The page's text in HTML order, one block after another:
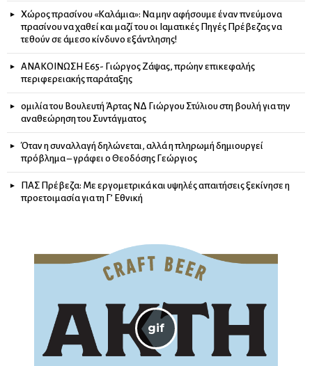
Χώρος πρασίνου «Καλάμια»: Να μην αφήσουμε έναν πνεύμονα
πρασίνου να χαθεί και μαζί του οι Ιαματικές Πηγές Πρέβεζας να
τεθούν σε άμεσο κίνδυνο εξάντλησης!
ΑΝΑΚΟΙΝΩΣΗ Ε65- Γιώργος Ζάψας, πρώην επικεφαλής
περιφερειακής παράταξης
ομιλία του Βουλευτή Άρτας ΝΔ Γιώργου Στύλιου στη βουλή για την
αναθεώρηση του Συντάγματος
Όταν η συναλλαγή δηλώνεται, αλλά η πληρωμή δημιουργεί
πρόβλημα – γράφει ο Θεοδόσης Γεώργιος
ΠΑΣ Πρέβεζα: Με εργομετρικά και υψηλές απαιτήσεις ξεκίνησε η
προετοιμασία για τη Γ’ Εθνική